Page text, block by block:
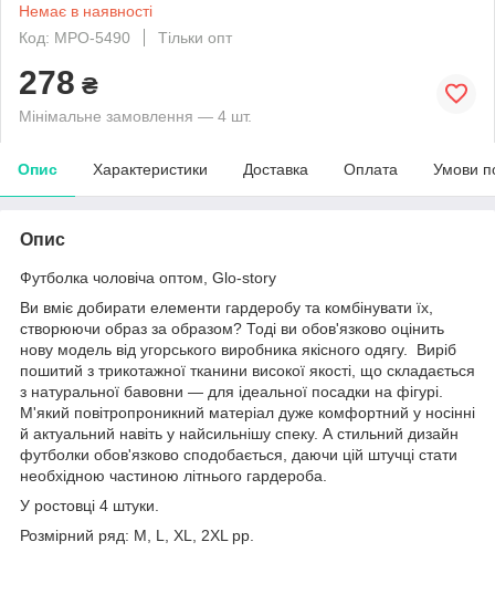
Немає в наявності
Код: MPO-5490
Тільки опт
278 ₴
Мінімальне замовлення — 4 шт.
Опис Характеристики Доставка Оплата Умови
Опис
Футболка чоловіча оптом, Glo-story
Ви вміє добирати елементи гардеробу та комбінувати їх,
створюючи образ за образом? Тоді ви обов'язково оцінить
нову модель від угорського виробника якісного одягу. Виріб
пошитий з трикотажної тканини високої якості, що складається
з натуральної бавовни — для ідеальної посадки на фігурі.
М'який повітропроникний матеріал дуже комфортний у носінні
й актуальний навіть у найсильнішу спеку. А стильний дизайн
футболки обов'язково сподобається, даючи цій штучці стати
необхідною частиною літнього гардероба.
У ростовці 4 штуки.
Розмірний ряд: M, L, XL, 2XL рр.